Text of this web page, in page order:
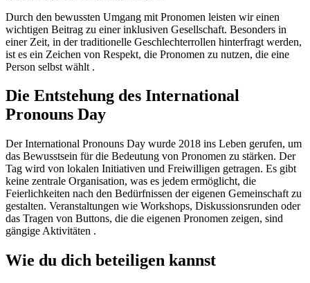
Durch den bewussten Umgang mit Pronomen leisten wir einen
wichtigen Beitrag zu einer inklusiven Gesellschaft. Besonders in
einer Zeit, in der traditionelle Geschlechterrollen hinterfragt werden,
ist es ein Zeichen von Respekt, die Pronomen zu nutzen, die eine
Person selbst wählt .
Die Entstehung des International
Pronouns Day
Der International Pronouns Day wurde 2018 ins Leben gerufen, um
das Bewusstsein für die Bedeutung von Pronomen zu stärken. Der
Tag wird von lokalen Initiativen und Freiwilligen getragen. Es gibt
keine zentrale Organisation, was es jedem ermöglicht, die
Feierlichkeiten nach den Bedürfnissen der eigenen Gemeinschaft zu
gestalten. Veranstaltungen wie Workshops, Diskussionsrunden oder
das Tragen von Buttons, die die eigenen Pronomen zeigen, sind
gängige Aktivitäten .
Wie du dich beteiligen kannst